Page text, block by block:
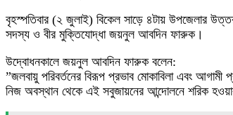
​বৃহস্পতিবার (২ জুলাই) বিকেল সাড়ে ৪টায় উপজেলার
সদস্য ও বীর মুক্তিযোদ্ধা জয়নুল আবদিন ফারুক।
উদ্বোধনকালে জয়নুল আবদিন ফারুক বলেন:
​”জলবায়ু পরিবর্তনের বিরূপ প্রভাব মোকাবিলা এবং আগামী
নিজ অবস্থান থেকে এই সবুজায়নের আন্দোলনে শরিক